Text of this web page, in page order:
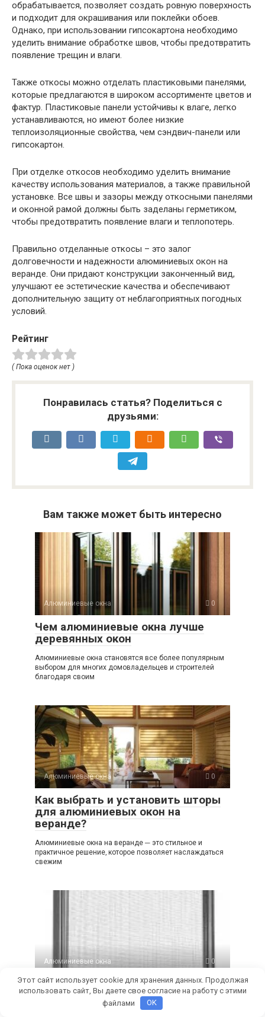
обрабатывается, позволяет создать ровную поверхность
и подходит для окрашивания или поклейки обоев.
Однако, при использовании гипсокартона необходимо
уделить внимание обработке швов, чтобы предотвратить
появление трещин и влаги.
Также откосы можно отделать пластиковыми панелями,
которые предлагаются в широком ассортименте цветов и
фактур. Пластиковые панели устойчивы к влаге, легко
устанавливаются, но имеют более низкие
теплоизоляционные свойства, чем сэндвич-панели или
гипсокартон.
При отделке откосов необходимо уделить внимание
качеству использования материалов, а также правильной
установке. Все швы и зазоры между откосными панелями
и оконной рамой должны быть заделаны герметиком,
чтобы предотвратить появление влаги и теплопотерь.
Правильно отделанные откосы – это залог
долговечности и надежности алюминиевых окон на
веранде. Они придают конструкции законченный вид,
улучшают ее эстетические качества и обеспечивают
дополнительную защиту от неблагоприятных погодных
условий.
Рейтинг
( Пока оценок нет )
Понравилась статья? Поделиться с
друзьями:
Вам также может быть интересно
Алюминиевые окна 0
Чем алюминиевые окна лучше
деревянных окон
Алюминиевые окна становятся все более популярным
выбором для многих домовладельцев и строителей
благодаря своим
Алюминиевые окна 0
Как выбрать и установить шторы
для алюминиевых окон на
веранде?
Алюминиевые окна на веранде ─ это стильное и
практичное решение‚ которое позволяет наслаждаться
свежим
Алюминиевые окна 0
Как устанавливать и использовать
москитные сетки для
алюминиевых окон?
Этот сайт использует cookie для хранения данных. Продолжая
использовать сайт, Вы даете свое согласие на работу с этими
файлами
OK